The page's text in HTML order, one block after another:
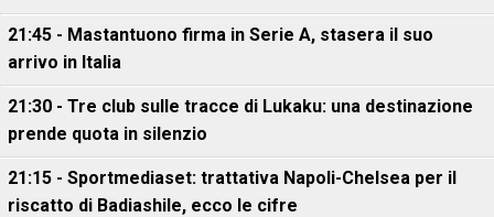
21:45 - Mastantuono firma in Serie A, stasera il suo
arrivo in Italia
21:30 - Tre club sulle tracce di Lukaku: una destinazione
prende quota in silenzio
21:15 - Sportmediaset: trattativa Napoli-Chelsea per il
riscatto di Badiashile, ecco le cifre